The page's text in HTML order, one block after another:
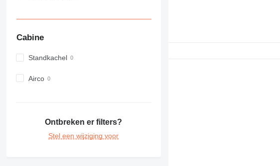
Cabine
Standkachel
Airco
Ontbreken er filters?
Stel een wijziging voor